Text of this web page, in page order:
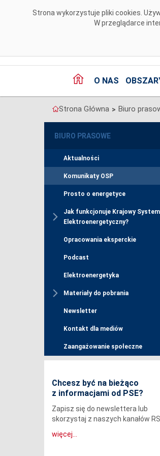
Strona wykorzystuje pliki cookies.
W przeglądarce
O NAS
Strona Główna > Biuro
BIURO PRASOWE
Aktualności
Komunikaty OSP
Prosto o energetyce
Jak funkcjonuje Krajowy System
Elektroenergetyczny?
Opracowania eksperckie
Podcast
Elektroenergetyka
Materiały do pobrania
Newsletter
Kontakt dla mediów
Zaangażowanie społeczne
Chcesz być na bieżąco
z informacjami od PSE?
Zapisz się do newslettera lub
skorzystaj z naszych kanałów
więcej...